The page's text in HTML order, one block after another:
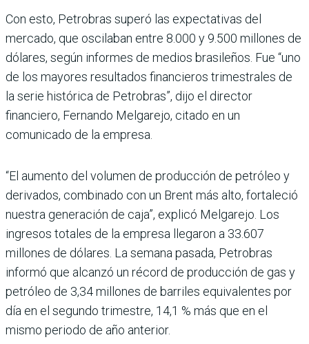
Con esto, Petrobras superó las expectativas del
mercado, que oscilaban entre 8.000 y 9.500 millones de
dólares, según informes de medios brasileños. Fue “uno
de los mayores resultados financieros trimestrales de
la serie histórica de Petrobras”, dijo el director
financiero, Fernando Melgarejo, citado en un
comunicado de la empresa.
“El aumento del volumen de producción de petróleo y
derivados, combinado con un Brent más alto, fortaleció
nuestra generación de caja”, explicó Melgarejo. Los
ingresos totales de la empresa llegaron a 33.607
millones de dólares. La semana pasada, Petrobras
informó que alcanzó un récord de producción de gas y
petróleo de 3,34 millones de barriles equivalentes por
día en el segundo trimestre, 14,1 % más que en el
mismo periodo de año anterior.